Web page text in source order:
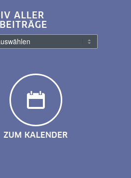
ALLER
ZUM KALENDER